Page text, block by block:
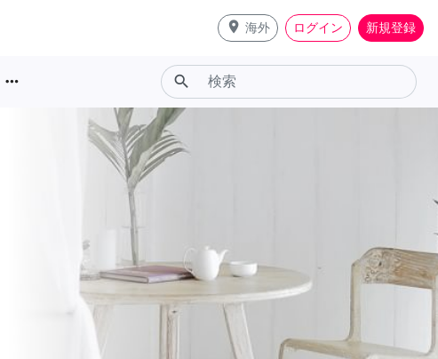
place 海外 ログイン 新規登録
more_horiz search